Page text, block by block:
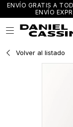
ENVÍO GRATIS A
ENVÍO

Volver al listado